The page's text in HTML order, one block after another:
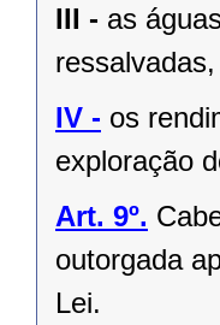
III - as
IV - os
exploração
Art. 9º.
outorgada
Lei.